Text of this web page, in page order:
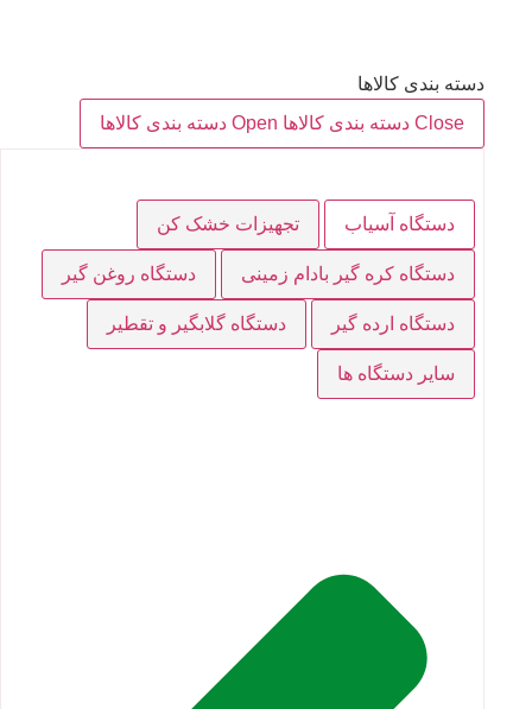
دسته بندی کالاها
Close دسته بندی کالاها
Open دسته بندی کالاها
دستگاه آسیاب تجهیزات خشک کن
دستگاه کره گیر بادام زمینی دستگاه روغن گیر
دستگاه ارده گیر دستگاه گلابگیر و تقطیر
سایر دستگاه ها